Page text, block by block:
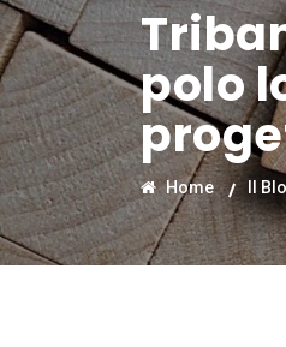
polo
Home Il